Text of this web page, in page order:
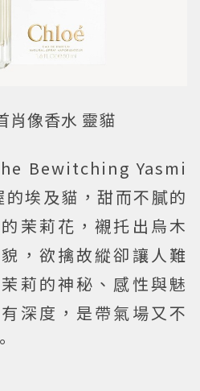
像香水 靈貓
Bewitching Yasmi
埃及貓，甜而不膩的
茉莉花，襯托出烏木
，欲擒故縱卻讓人難
莉的神秘、感性與魅
深度，是帶氣場又不